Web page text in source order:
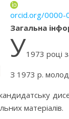
orcid.org/0000-
Загальна
У1973 році
З 1973 р.
матеріалів.